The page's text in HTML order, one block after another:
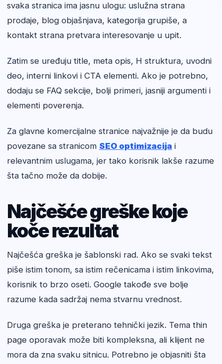
svaka stranica ima jasnu ulogu: uslužna strana
prodaje, blog objašnjava, kategorija grupiše, a
kontakt strana pretvara interesovanje u upit.
Zatim se uređuju title, meta opis, H struktura, uvodni
deo, interni linkovi i CTA elementi. Ako je potrebno,
dodaju se FAQ sekcije, bolji primeri, jasniji argumenti i
elementi poverenja.
Za glavne komercijalne stranice najvažnije je da budu
povezane sa stranicom SEO optimizacija i
relevantnim uslugama, jer tako korisnik lakše razume
šta tačno može da dobije.
Najčešće greške koje
koče rezultat
Najčešća greška je šablonski rad. Ako se svaki tekst
piše istim tonom, sa istim rečenicama i istim linkovima,
korisnik to brzo oseti. Google takođe sve bolje
razume kada sadržaj nema stvarnu vrednost.
Druga greška je preterano tehnički jezik. Tema thin
page oporavak može biti kompleksna, ali klijent ne
mora da zna svaku sitnicu. Potrebno je objasniti šta